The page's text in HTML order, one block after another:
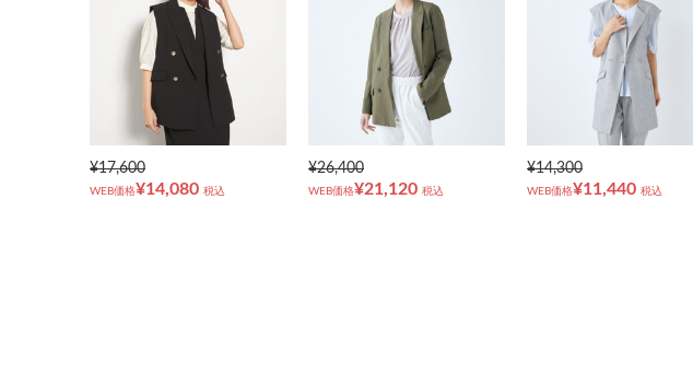
¥17,600
WEB価格¥14,080 税込
¥26,400
WEB価格¥21,120 税込
¥14,300
WEB価格¥11,440 税込